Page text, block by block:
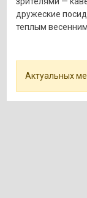
дружеские
теплым
Актуальных